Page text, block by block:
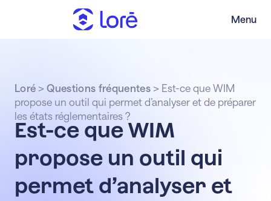
Menu
Est-ce que WIM
propose un outil qui
permet d’analyser et
Loré >Questions fréquentes > Est-ce que WIM
propose un outil qui permet d’analyser et de préparer
les états réglementaires ?